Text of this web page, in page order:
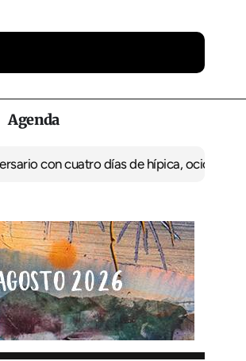
Agenda
cuatro días de hípica, ocio familiar y